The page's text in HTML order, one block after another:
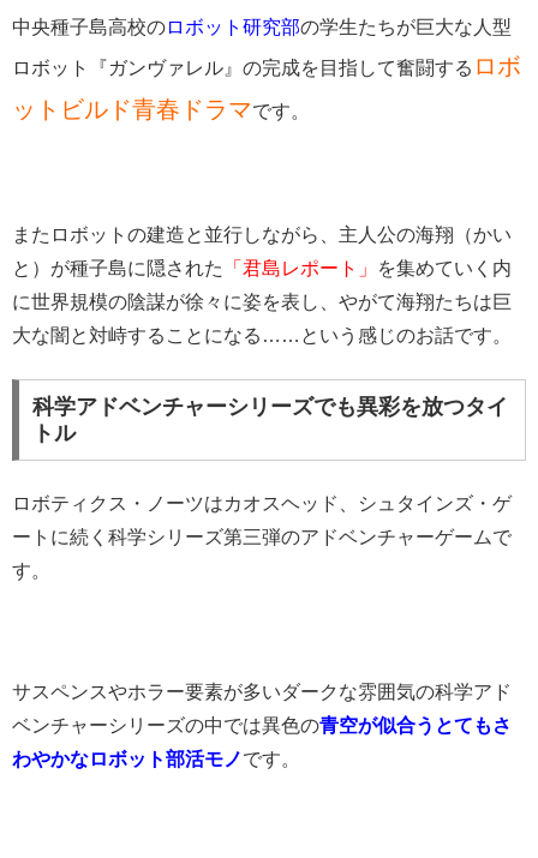
中央種子島高校のロボット研究部の学生たちが巨大な人型
ロボット『ガンヴァレル』の完成を目指して奮闘する ロボ
ットビルド青春ドラマです。
またロボットの建造と並行しながら、主人公の海翔（かい
と）が種子島に隠された
「君島レポート」
を集めていく内
に世界規模の陰謀が徐々に姿を表し、やがて海翔たちは巨
大な闇と対峙することになる……という感じのお話です。
科学アドベンチャーシリーズでも異彩を放つタイ
トル
ロボティクス・ノーツはカオスヘッド、シュタインズ・ゲ
ートに続く科学シリーズ第三弾のアドベンチャーゲームで
す。
サスペンスやホラー要素が多いダークな雰囲気の科学アド
ベンチャーシリーズの中では異色の青空が似合うとてもさ
わやかなロボット部活モノです。